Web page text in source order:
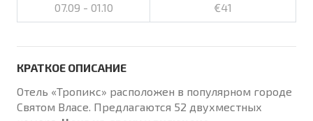
07.09 - 01.10 €41
КРАТКОЕ ОПИСАНИЕ
Отель «Тропикс» расположен в популярном городе
Святом Власе. Предлагаются 52 двухместных